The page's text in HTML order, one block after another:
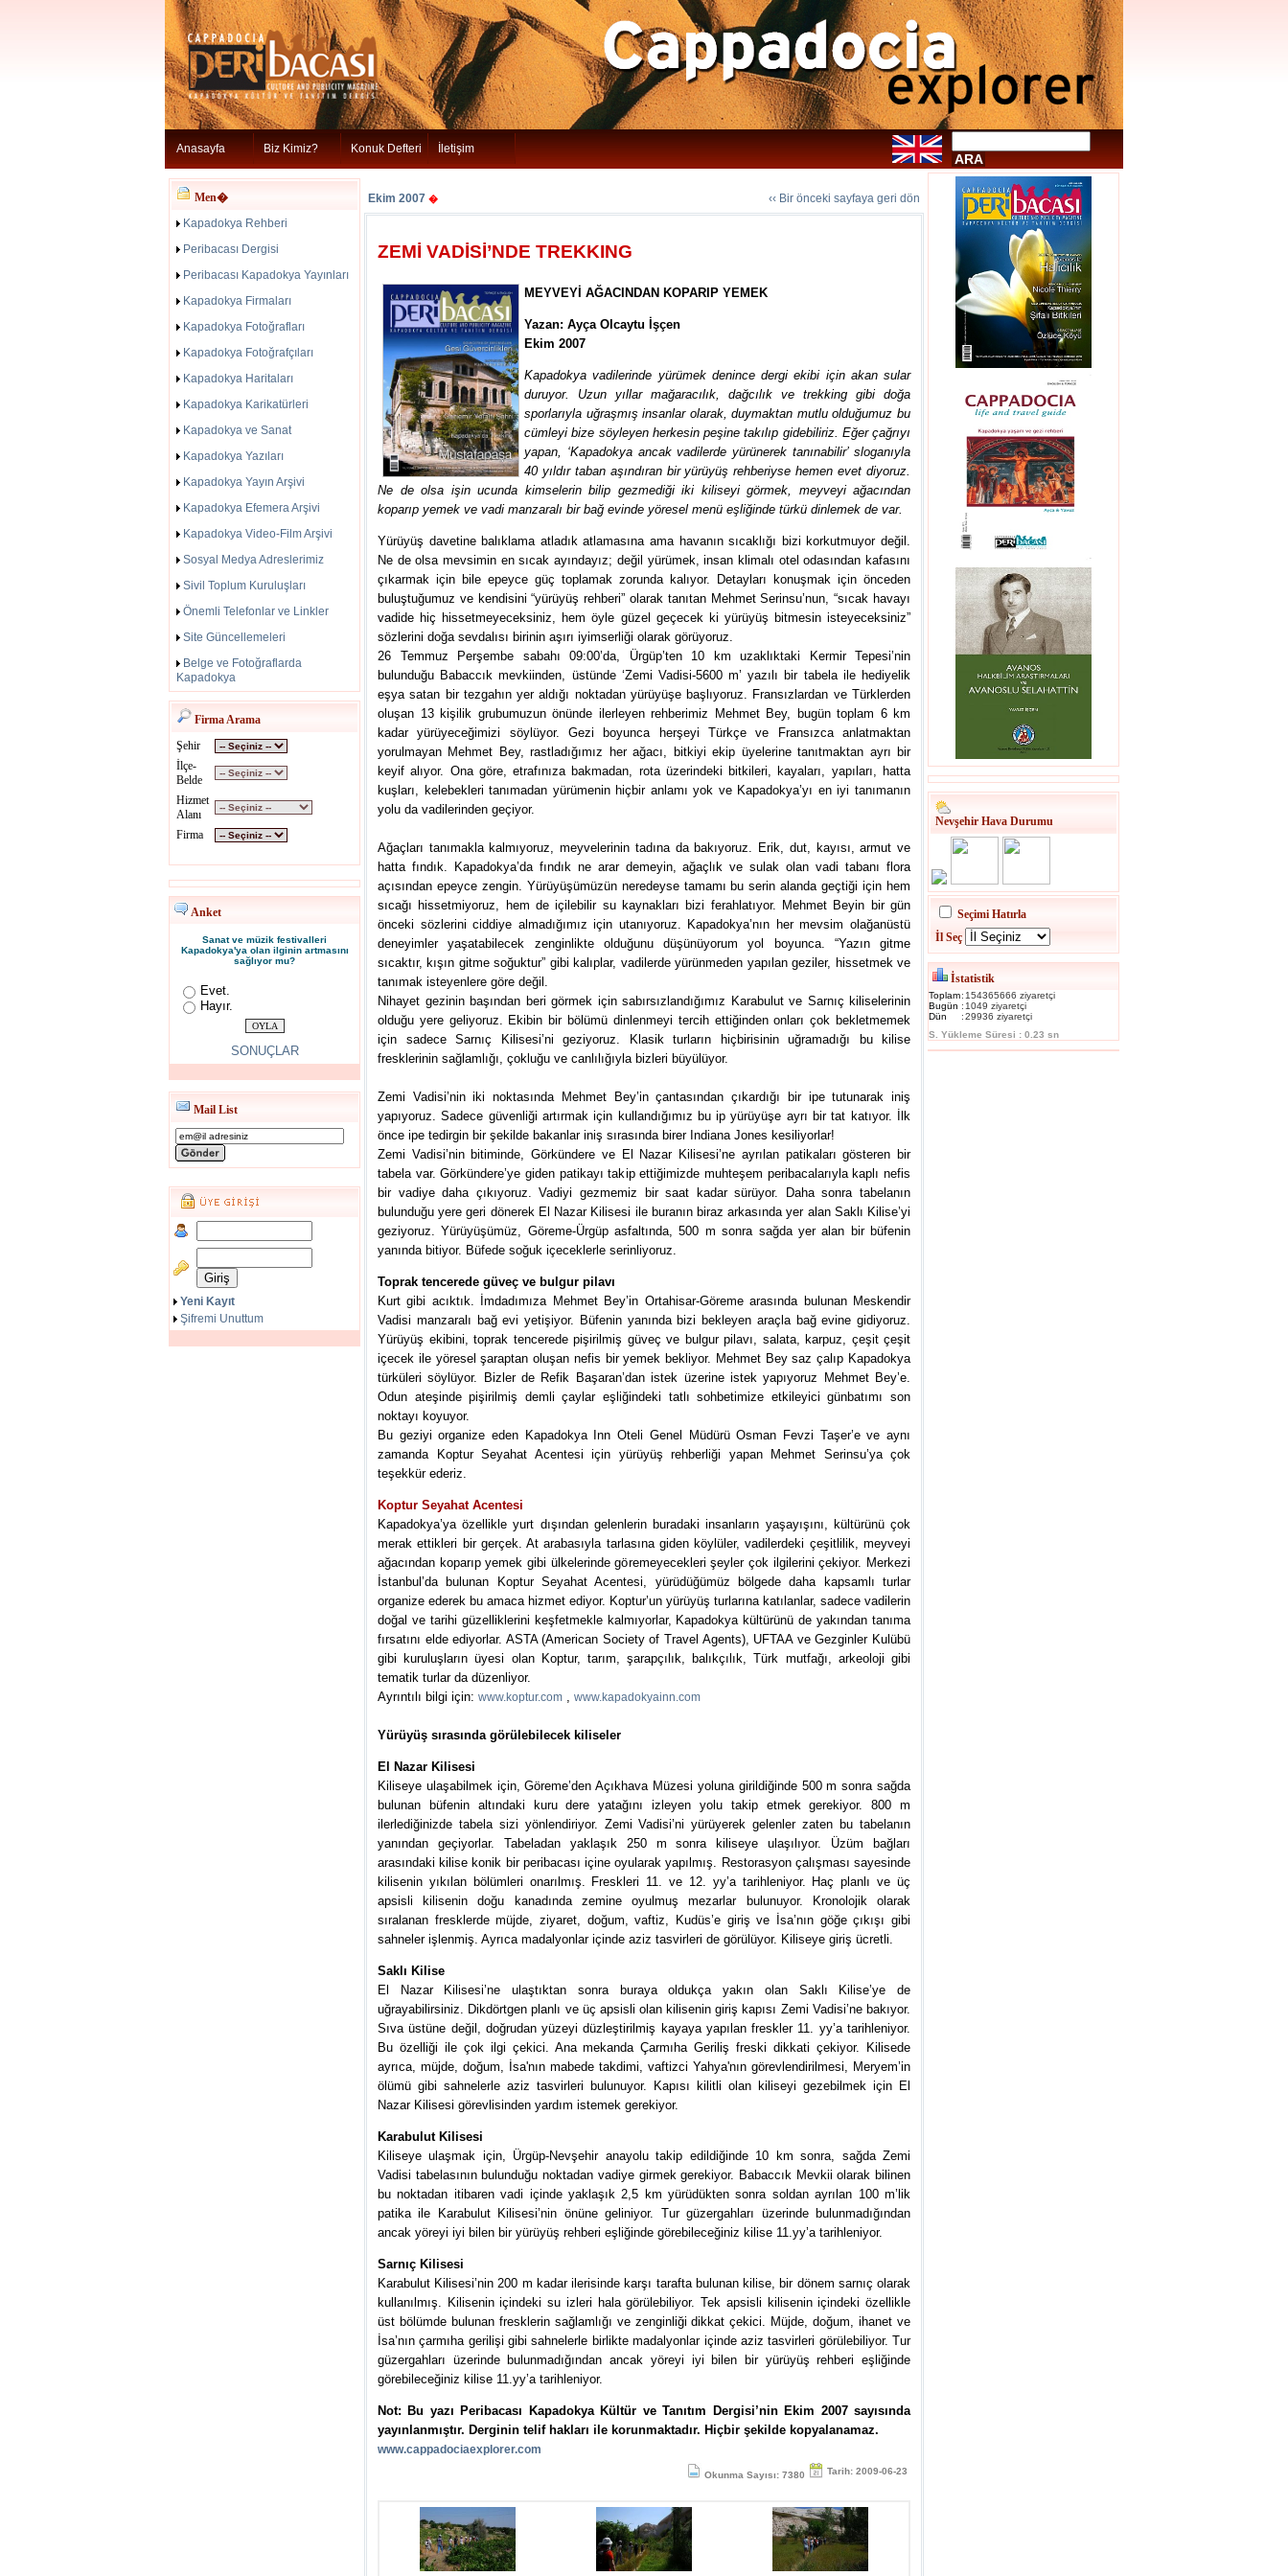
Anasayfa Biz Kimiz? Konuk Defteri İletişim
Men�
Kapadokya Rehberi
Peribacası Dergisi
Peribacası Kapadokya Yayınları
Kapadokya Firmaları
Kapadokya Fotoğrafları
Kapadokya Fotoğrafçıları
Kapadokya Haritaları
Kapadokya Karikatürleri
Kapadokya ve Sanat
Kapadokya Yazıları
Kapadokya Yayın Arşivi
Kapadokya Efemera Arşivi
Kapadokya Video-Film Arşivi
Sosyal Medya Adreslerimiz
Sivil Toplum Kuruluşları
Önemli Telefonlar ve Linkler
Site Güncellemeleri
Belge ve Fotoğraflarda
Kapadokya
Firma Arama
Şehir
İlçe-
Belde
Hizmet
Alanı
Firma
Anket
Sanat ve müzik festivalleri
Kapadokya'ya olan ilginin artmasını
sağlıyor mu?
Evet.
Hayır.
SONUÇLAR
Mail List
Yeni Kayıt
Şifremi Unuttum
Ekim 2007 � ‹‹ Bir önceki sayfaya geri dön
ZEMİ VADİSİ’NDE TREKKING
MEYVEYİ AĞACINDAN KOPARIP YEMEK
Yazan: Ayça Olcaytu İşçen
Ekim 2007
Kapadokya vadilerinde yürümek denince dergi ekibi için akan sular
duruyor. Uzun yıllar mağaracılık, dağcılık ve trekking gibi doğa
sporlarıyla uğraşmış insanlar olarak, duymaktan mutlu olduğumuz bu
cümleyi bize söyleyen herkesin peşine takılıp gidebiliriz. Eğer çağrıyı
yapan, ‘Kapadokya ancak vadilerde yürünerek tanınabilir’ sloganıyla
40 yıldır taban aşındıran bir yürüyüş rehberiyse hemen evet diyoruz.
Ne de olsa işin ucunda kimselerin bilip gezmediği iki kiliseyi görmek, meyveyi ağacından
koparıp yemek ve vadi manzaralı bir bağ evinde yöresel menü eşliğinde türkü dinlemek de var.
Yürüyüş davetine balıklama atladık atlamasına ama havanın sıcaklığı bizi korkutmuyor değil.
Ne de olsa mevsimin en sıcak ayındayız; değil yürümek, insan klimalı otel odasından kafasını
çıkarmak için bile epeyce güç toplamak zorunda kalıyor. Detayları konuşmak için önceden
buluştuğumuz ve kendisini “yürüyüş rehberi” olarak tanıtan Mehmet Serinsu’nun, “sıcak havayı
vadide hiç hissetmeyeceksiniz, hem öyle güzel geçecek ki yürüyüş bitmesin isteyeceksiniz”
sözlerini doğa sevdalısı birinin aşırı iyimserliği olarak görüyoruz.
26 Temmuz Perşembe sabahı 09:00’da, Ürgüp’ten 10 km uzaklıktaki Kermir Tepesi’nin
bulunduğu Babaccık mevkiinden, üstünde ‘Zemi Vadisi-5600 m’ yazılı bir tabela ile hediyelik
eşya satan bir tezgahın yer aldığı noktadan yürüyüşe başlıyoruz. Fransızlardan ve Türklerden
oluşan 13 kişilik grubumuzun önünde ilerleyen rehberimiz Mehmet Bey, bugün toplam 6 km
kadar yürüyeceğimizi söylüyor. Gezi boyunca herşeyi Türkçe ve Fransızca anlatmaktan
yorulmayan Mehmet Bey, rastladığımız her ağacı, bitkiyi ekip üyelerine tanıtmaktan ayrı bir
keyif alıyor. Ona göre, etrafınıza bakmadan, rota üzerindeki bitkileri, kayaları, yapıları, hatta
kuşları, kelebekleri tanımadan yürümenin hiçbir anlamı yok ve Kapadokya’yı en iyi tanımanın
yolu da vadilerinden geçiyor.
Ağaçları tanımakla kalmıyoruz, meyvelerinin tadına da bakıyoruz. Erik, dut, kayısı, armut ve
hatta fındık. Kapadokya’da fındık ne arar demeyin, ağaçlık ve sulak olan vadi tabanı flora
açısından epeyce zengin. Yürüyüşümüzün neredeyse tamamı bu serin alanda geçtiği için hem
sıcağı hissetmiyoruz, hem de içilebilir su kaynakları bizi ferahlatıyor. Mehmet Beyin bir gün
önceki sözlerini ciddiye almadığımız için utanıyoruz. Kapadokya’nın her mevsim olağanüstü
deneyimler yaşatabilecek zenginlikte olduğunu düşünüyorum yol boyunca. “Yazın gitme
sıcaktır, kışın gitme soğuktur” gibi kalıplar, vadilerde yürünmeden yapılan geziler, hissetmek ve
tanımak isteyenlere göre değil.
Nihayet gezinin başından beri görmek için sabırsızlandığımız Karabulut ve Sarnıç kiliselerinin
olduğu yere geliyoruz. Ekibin bir bölümü dinlenmeyi tercih ettiğinden onları çok bekletmemek
için sadece Sarnıç Kilisesi’ni geziyoruz. Klasik turların hiçbirisinin uğramadığı bu kilise
fresklerinin sağlamlığı, çokluğu ve canlılığıyla bizleri büyülüyor.
Zemi Vadisi’nin iki noktasında Mehmet Bey’in çantasından çıkardığı bir ipe tutunarak iniş
yapıyoruz. Sadece güvenliği artırmak için kullandığımız bu ip yürüyüşe ayrı bir tat katıyor. İlk
önce ipe tedirgin bir şekilde bakanlar iniş sırasında birer Indiana Jones kesiliyorlar!
Zemi Vadisi’nin bitiminde, Görkündere ve El Nazar Kilisesi’ne ayrılan patikaları gösteren bir
tabela var. Görkündere’ye giden patikayı takip ettiğimizde muhteşem peribacalarıyla kaplı nefis
bir vadiye daha çıkıyoruz. Vadiyi gezmemiz bir saat kadar sürüyor. Daha sonra tabelanın
bulunduğu yere geri dönerek El Nazar Kilisesi ile buranın biraz arkasında yer alan Saklı Kilise’yi
geziyoruz. Yürüyüşümüz, Göreme-Ürgüp asfaltında, 500 m sonra sağda yer alan bir büfenin
yanında bitiyor. Büfede soğuk içeceklerle serinliyoruz.
Toprak tencerede güveç ve bulgur pilavı
Kurt gibi acıktık. İmdadımıza Mehmet Bey’in Ortahisar-Göreme arasında bulunan Meskendir
Vadisi manzaralı bağ evi yetişiyor. Büfenin yanında bizi bekleyen araçla bağ evine gidiyoruz.
Yürüyüş ekibini, toprak tencerede pişirilmiş güveç ve bulgur pilavı, salata, karpuz, çeşit çeşit
içecek ile yöresel şaraptan oluşan nefis bir yemek bekliyor. Mehmet Bey saz çalıp Kapadokya
türküleri söylüyor. Bizler de Refik Başaran’dan istek üzerine istek yapıyoruz Mehmet Bey’e.
Odun ateşinde pişirilmiş demli çaylar eşliğindeki tatlı sohbetimize etkileyici günbatımı son
noktayı koyuyor.
Bu geziyi organize eden Kapadokya Inn Oteli Genel Müdürü Osman Fevzi Taşer’e ve aynı
zamanda Koptur Seyahat Acentesi için yürüyüş rehberliği yapan Mehmet Serinsu’ya çok
teşekkür ederiz.
Koptur Seyahat Acentesi
Kapadokya’ya özellikle yurt dışından gelenlerin buradaki insanların yaşayışını, kültürünü çok
merak ettikleri bir gerçek. At arabasıyla tarlasına giden köylüler, vadilerdeki çeşitlilik, meyveyi
ağacından koparıp yemek gibi ülkelerinde göremeyecekleri şeyler çok ilgilerini çekiyor. Merkezi
İstanbul’da bulunan Koptur Seyahat Acentesi, yürüdüğümüz bölgede daha kapsamlı turlar
organize ederek bu amaca hizmet ediyor. Koptur’un yürüyüş turlarına katılanlar, sadece vadilerin
doğal ve tarihi güzelliklerini keşfetmekle kalmıyorlar, Kapadokya kültürünü de yakından tanıma
fırsatını elde ediyorlar. ASTA (American Society of Travel Agents), UFTAA ve Gezginler Kulübü
gibi kuruluşların üyesi olan Koptur, tarım, şarapçılık, balıkçılık, Türk mutfağı, arkeoloji gibi
tematik turlar da düzenliyor.
Ayrıntılı bilgi için: www.koptur.com , www.kapadokyainn.com
Yürüyüş sırasında görülebilecek kiliseler
El Nazar Kilisesi
Kiliseye ulaşabilmek için, Göreme’den Açıkhava Müzesi yoluna girildiğinde 500 m sonra sağda
bulunan büfenin altındaki kuru dere yatağını izleyen yolu takip etmek gerekiyor. 800 m
ilerlediğinizde tabela sizi yönlendiriyor. Zemi Vadisi’ni yürüyerek gelenler zaten bu tabelanın
yanından geçiyorlar. Tabeladan yaklaşık 250 m sonra kiliseye ulaşılıyor. Üzüm bağları
arasındaki kilise konik bir peribacası içine oyularak yapılmış. Restorasyon çalışması sayesinde
kilisenin yıkılan bölümleri onarılmış. Freskleri 11. ve 12. yy’a tarihleniyor. Haç planlı ve üç
apsisli kilisenin doğu kanadında zemine oyulmuş mezarlar bulunuyor. Kronolojik olarak
sıralanan fresklerde müjde, ziyaret, doğum, vaftiz, Kudüs’e giriş ve İsa’nın göğe çıkışı gibi
sahneler işlenmiş. Ayrıca madalyonlar içinde aziz tasvirleri de görülüyor. Kiliseye giriş ücretli.
Saklı Kilise
El Nazar Kilisesi’ne ulaştıktan sonra buraya oldukça yakın olan Saklı Kilise’ye de
uğrayabilirsiniz. Dikdörtgen planlı ve üç apsisli olan kilisenin giriş kapısı Zemi Vadisi’ne bakıyor.
Sıva üstüne değil, doğrudan yüzeyi düzleştirilmiş kayaya yapılan freskler 11. yy’a tarihleniyor.
Bu özelliği ile çok ilgi çekici. Ana mekanda Çarmıha Geriliş freski dikkati çekiyor. Kilisede
ayrıca, müjde, doğum, İsa'nın mabede takdimi, vaftizci Yahya'nın görevlendirilmesi, Meryem’in
ölümü gibi sahnelerle aziz tasvirleri bulunuyor. Kapısı kilitli olan kiliseyi gezebilmek için El
Nazar Kilisesi görevlisinden yardım istemek gerekiyor.
Karabulut Kilisesi
Kiliseye ulaşmak için, Ürgüp-Nevşehir anayolu takip edildiğinde 10 km sonra, sağda Zemi
Vadisi tabelasının bulunduğu noktadan vadiye girmek gerekiyor. Babaccık Mevkii olarak bilinen
bu noktadan itibaren vadi içinde yaklaşık 2,5 km yürüdükten sonra soldan ayrılan 100 m’lik
patika ile Karabulut Kilisesi’nin önüne geliniyor. Tur güzergahları üzerinde bulunmadığından
ancak yöreyi iyi bilen bir yürüyüş rehberi eşliğinde görebileceğiniz kilise 11.yy’a tarihleniyor.
Sarnıç Kilisesi
Karabulut Kilisesi’nin 200 m kadar ilerisinde karşı tarafta bulunan kilise, bir dönem sarnıç olarak
kullanılmış. Kilisenin içindeki su izleri hala görülebiliyor. Tek apsisli kilisenin içindeki özellikle
üst bölümde bulunan fresklerin sağlamlığı ve zenginliği dikkat çekici. Müjde, doğum, ihanet ve
İsa’nın çarmıha gerilişi gibi sahnelerle birlikte madalyonlar içinde aziz tasvirleri görülebiliyor. Tur
güzergahları üzerinde bulunmadığından ancak yöreyi iyi bilen bir yürüyüş rehberi eşliğinde
görebileceğiniz kilise 11.yy’a tarihleniyor.
Not: Bu yazı Peribacası Kapadokya Kültür ve Tanıtım Dergisi’nin Ekim 2007 sayısında
yayınlanmıştır. Derginin telif hakları ile korunmaktadır. Hiçbir şekilde kopyalanamaz.
www.cappadociaexplorer.com
Okunma Sayısı: 7380 Tarih: 2009-06-23
Nevşehir Hava Durumu
Seçimi Hatırla
İl Seç
İstatistik
Toplam: 154365666 ziyaretçi
Bugün : 1049 ziyaretçi
Dün
:29936 ziyaretçi
S. Yükleme Süresi : 0.23 sn